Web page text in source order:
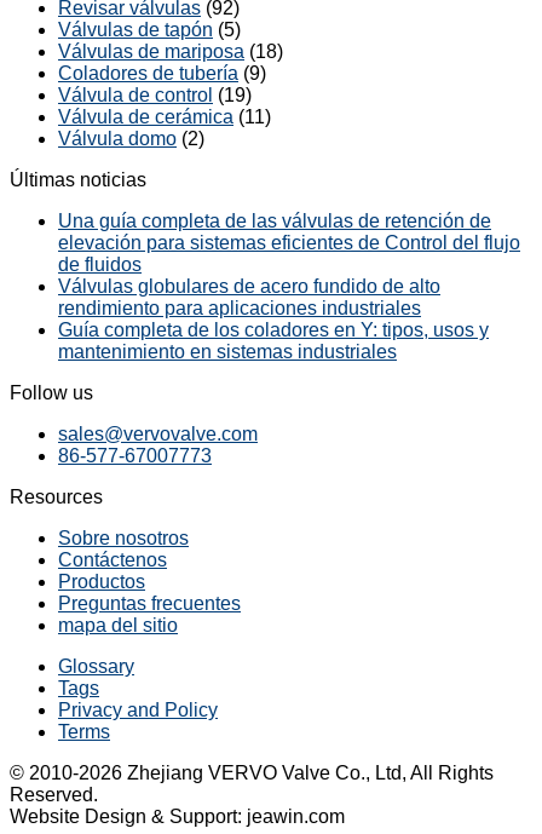
Revisar válvulas (92)
Válvulas de tapón (5)
Válvulas de mariposa (18)
Coladores de tubería (9)
Válvula de control (19)
Válvula de cerámica (11)
Válvula domo (2)
Últimas noticias
Una guía completa de las válvulas de retención de
elevación para sistemas eficientes de Control del flujo
de fluidos
Válvulas globulares de acero fundido de alto
rendimiento para aplicaciones industriales
Guía completa de los coladores en Y: tipos, usos y
mantenimiento en sistemas industriales
Follow us
sales@vervovalve.com
86-577-67007773
Resources
Sobre nosotros
Contáctenos
Productos
Preguntas frecuentes
mapa del sitio
Glossary
Tags
Privacy and Policy
Terms
© 2010-2026 Zhejiang VERVO Valve Co., Ltd, All Rights
Reserved.
Website Design & Support: jeawin.com